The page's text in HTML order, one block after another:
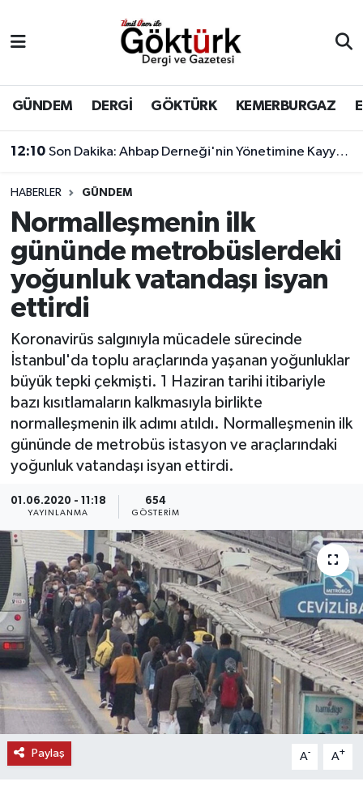
GÜNDEM DERGİ GÖKTÜRK KEMERBURGAZ
12:10 Son Dakika: Ahbap Derneği'nin Yönetimine Kayyum Atandı
HABERLER GÜNDEM
Normalleşmenin ilk
gününde metrobüslerdeki
yoğunluk vatandaşı isyan
ettirdi
Koronavirüs salgınıyla mücadele sürecinde
İstanbul'da toplu araçlarında yaşanan yoğunluklar
büyük tepki çekmişti. 1 Haziran tarihi itibariyle
bazı kısıtlamaların kalkmasıyla birlikte
normalleşmenin ilk adımı atıldı. Normalleşmenin ilk
gününde de metrobüs istasyon ve araçlarındaki
yoğunluk vatandaşı isyan ettirdi.
01.06.2020 - 11:18
YAYINLANMA
654
GÖSTERIM
Paylaş A- A+
BİLİM
DERGİ
DÜNYA
EĞİTİM
EKONOMİ
GÖKTÜRK
KEMERBURGAZ
KÜLTÜR - SANAT
MAGAZİN
ÖZEL HABER
SAĞLIK
SPOR
TEKNOLOJİ
TİCARET
YAŞAM
Eyüpsultan Hava Durumu
Eyüpsultan Trafik Yoğunluk Haritası
Süper Lig Puan Durumu ve Fikstür
Tüm Manşetler
Son Dakika Haberleri
Haber Arşivi